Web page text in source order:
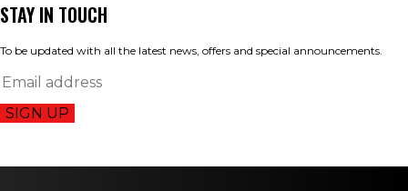
STAY IN TOUCH
To be updated with all the latest news, offers and special announcements.
SIGN UP